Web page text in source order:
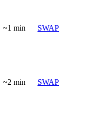
~1 min SWAP
~2 min SWAP